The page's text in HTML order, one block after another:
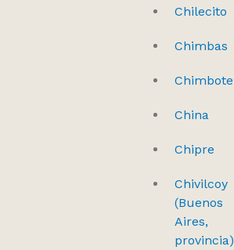
Chilecito
Chimbas
Chimbote
China
Chipre
Chivilcoy
(Buenos
Aires,
provincia)